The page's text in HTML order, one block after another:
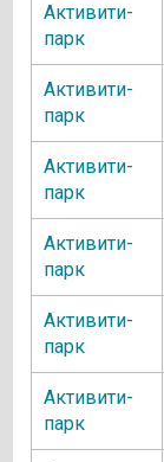
Активити-
парк
Активити-
парк
Активити-
парк
Активити-
парк
Активити-
парк
Активити-
парк